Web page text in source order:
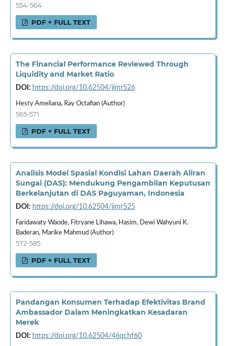
554-564
PDF + FULL TEXT
The Financial Performance Reviewed Through
Liquidity and Market Ratio
DOI: https://doi.org/10.62504/jimr526
Hesty Ameliana, Ray Octafian (Author)
565-571
PDF + FULL TEXT
Analisis Model Spasial Kondisi Lahan Daerah Aliran
Sungai (DAS): Mendukung Pengambilan Keputusan
Berkelanjutan di DAS Paguyaman, Indonesia
DOI: https://doi.org/10.62504/jimr525
Faridawaty Waode, Fitryane Lihawa, Hasim, Dewi Wahyuni K.
Baderan, Marike Mahmud (Author)
572-585
PDF + FULL TEXT
Pandangan Konsumen Terhadap Efektivitas Brand
Ambassador Dalam Meningkatkan Kesadaran
Merek
DOI: https://doi.org/10.62504/46qchf60